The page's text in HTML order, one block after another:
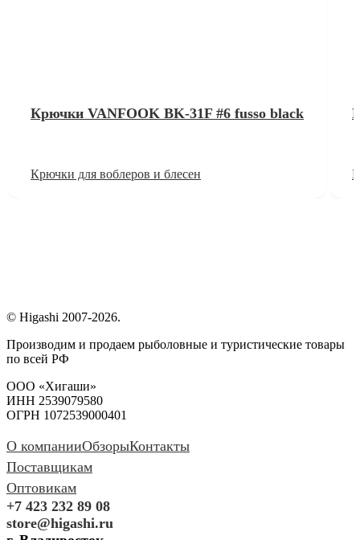
Крючки VANFOOK BK-31F #6 fusso black
Крючки для воблеров и блесен
© Higashi 2007-2026.
Производим и продаем рыболовные и туристические товары
по всей РФ
ООО «Хигаши»
ИНН 2539079580
ОГРН 1072539000401
О компанииОбзорыКонтакты
Поставщикам
Оптовикам
+7 423 232 89 08
store@higashi.ru